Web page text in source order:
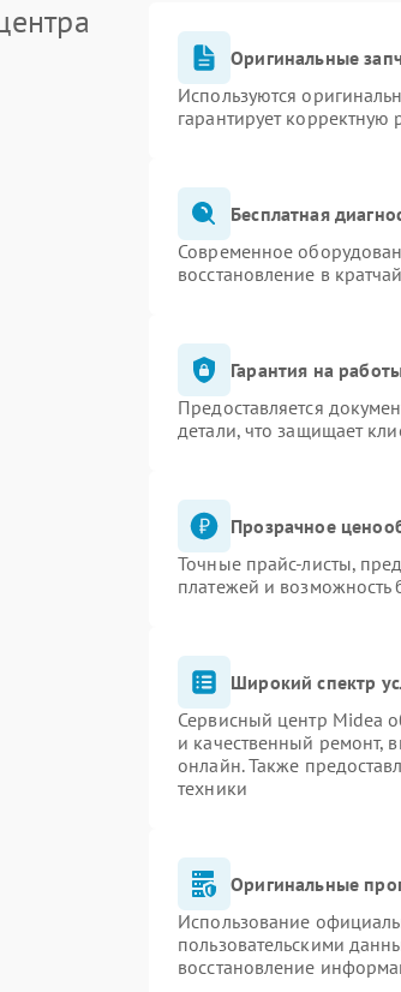
Оригинальные
Используются
гарантирует корректную
Бесплатная
Современное
восстановление в
Гарантия на
Предоставляется
детали, что защищает
Прозрачное
Точные прайс-листы,
платежей и возможность
Широкий спектр
Сервисный центр Midea
и качественный ремонт,
онлайн. Также
техники
Оригинальные
Использование
пользовательскими
восстановление